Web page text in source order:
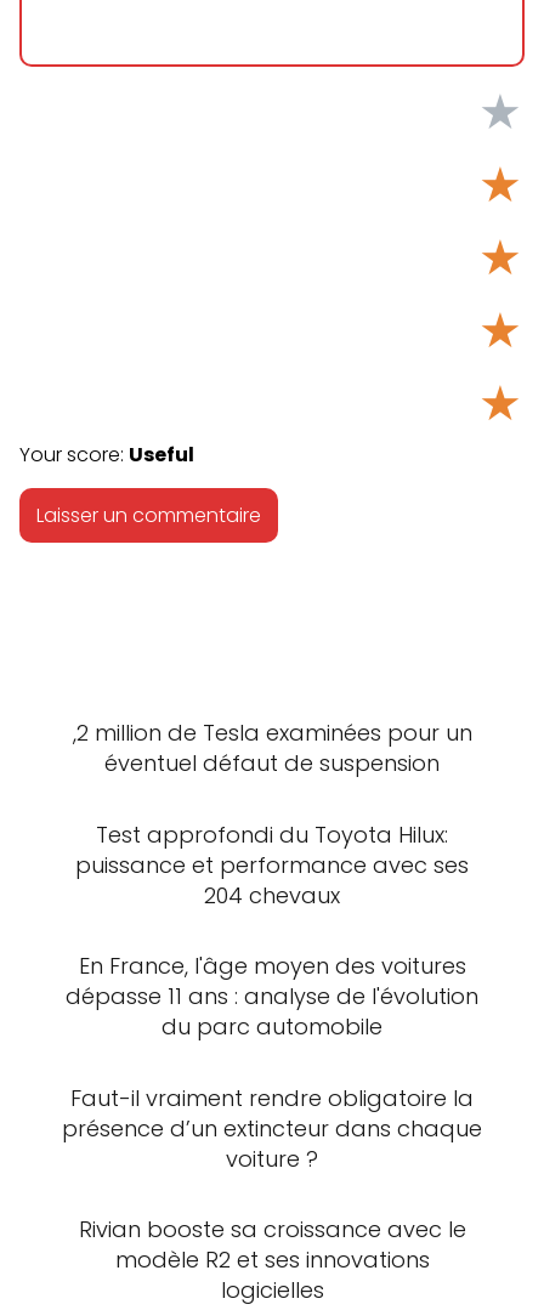
★
★
★
★
★
Your score: Useful
,2 million de Tesla examinées pour un
éventuel défaut de suspension
Test approfondi du Toyota Hilux:
puissance et performance avec ses
204 chevaux
En France, l'âge moyen des voitures
dépasse 11 ans : analyse de l'évolution
du parc automobile
Faut-il vraiment rendre obligatoire la
présence d’un extincteur dans chaque
voiture ?
Rivian booste sa croissance avec le
modèle R2 et ses innovations
logicielles